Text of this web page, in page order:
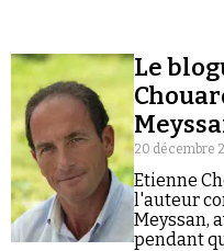
Le
20 décembre
Etienne
l'auteur
Meyssan,
pendant